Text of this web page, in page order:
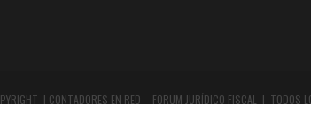
| CONTADORES EN RED – FORUM JURÍDICO FISCAL | TODOS